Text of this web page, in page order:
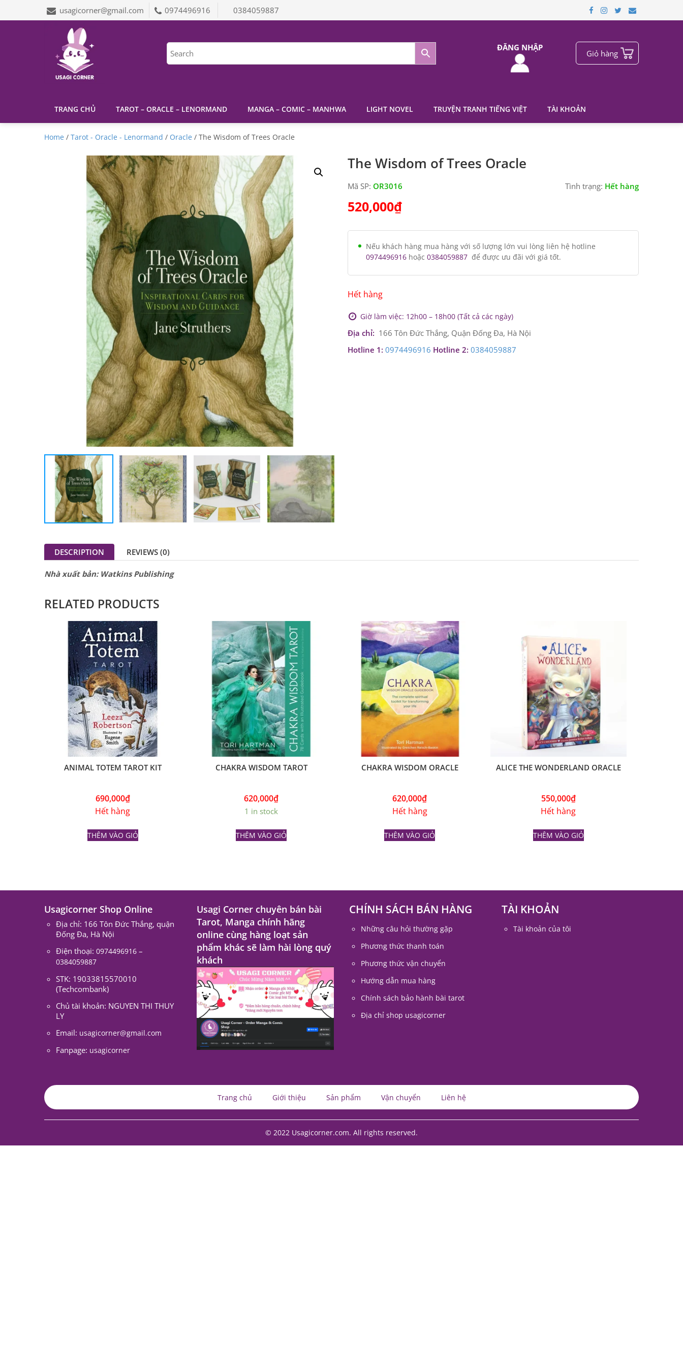
usagicorner@gmail.com 0974496916 0384059887
Giỏ hàng
ĐĂNG NHẬP
TRANG CHỦ TAROT – ORACLE – LENORMAND MANGA – COMIC – MANHWA LIGHT NOVEL TRUYỆN TRANH TIẾNG VIỆT TÀI KHOẢN
Home / Tarot - Oracle - Lenormand / Oracle / The Wisdom of Trees Oracle
The Wisdom of Trees Oracle
Mã SP: OR3016 Tình trạng: Hết hàng
520,000₫
Nếu khách hàng mua hàng với số lượng lớn vui lòng liên hệ hotline
0974496916hoặc 0384059887để được ưu đãi với giá tốt.
Hết hàng
Giờ làm việc: 12h00 – 18h00 (Tất cả các ngày)
Địa chỉ: 166 Tôn Đức Thắng, Quận Đống Đa, Hà Nội
Hotline 1: 0974496916 Hotline 2: 0384059887
DESCRIPTION REVIEWS (0)
Nhà xuất bản: Watkins Publishing
RELATED PRODUCTS
ANIMAL TOTEM TAROT KIT
690,000₫
Hết hàng
THÊM VÀO GIỎ
CHAKRA WISDOM TAROT
620,000₫
1 in stock
THÊM VÀO GIỎ
CHAKRA WISDOM ORACLE
620,000₫
Hết hàng
THÊM VÀO GIỎ
ALICE THE WONDERLAND ORACLE
550,000₫
Hết hàng
THÊM VÀO GIỎ
Usagicorner Shop Online
Địa chỉ: 166 Tôn Đức Thắng, quận
Đống Đa, Hà Nội
Điện thoại: 0974496916 –
0384059887
STK: 19033815570010
(Techcombank)
Chủ tài khoản: NGUYEN THI THUY
LY
Email: usagicorner@gmail.com
Fanpage: usagicorner
Usagi Corner chuyên bán bài
Tarot, Manga chính hãng
online cùng hàng loạt sản
phẩm khác sẽ làm hài lòng quý
khách
CHÍNH SÁCH BÁN HÀNG
Những câu hỏi thường gặp
Phương thức thanh toán
Phương thức vận chuyển
Hướng dẫn mua hàng
Chính sách bảo hành bài tarot
Địa chỉ shop usagicorner
TÀI KHOẢN
Tài khoản của tôi
Trang chủ Giới thiệu Sản phẩm Vận chuyển Liên hệ
© 2022 Usagicorner.com. All rights reserved.